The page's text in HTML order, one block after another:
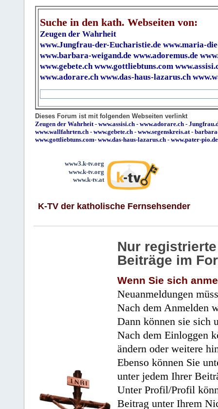
Suche in den kath. Webseiten von:
Zeugen der Wahrheit
www.Jungfrau-der-Eucharistie.de www.maria-
www.barbara-weigand.de www.adoremus.de
www.gebete.ch www.gottliebtuns.com
www.adorare.ch www.das-haus-lazarus.ch
Dieses Forum ist mit folgenden Webseiten verlinkt
Zeugen der Wahrheit- www.assisi.ch - www.adorare.ch -
www.wallfahrten.ch - www.gebete.ch - www.segenskreis.at-
www.gottliebtuns.com- www.das-haus-lazarus.ch - www.pater-pio.de
www3.k-tv.org
www.k-tv.org
www.k-tv.at
K-TV der katholische Fernsehsender
Nur
Beiträge im
Wenn Sie sich
Neuanmeldungen
Nach dem Anmelden
Dann können sie sich
Nach dem Einloggen
ändern oder weitere
Ebenso können Sie
unter jedem Ihrer
Unter Profil/Profil
Beitrag unter Ihrem